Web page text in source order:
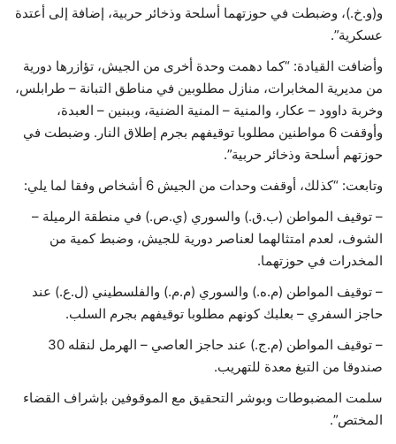
و(و.خ.)، وضبطت في حوزتهما أسلحة وذخائر حربية، إضافة إلى أعتدة
عسكرية”.
وأضافت القيادة: “كما دهمت وحدة أخرى من الجيش، تؤازرها دورية
من مديرية المخابرات، منازل مطلوبين في مناطق التبانة – طرابلس،
وخربة داوود – عكار، والمنية – المنية الضنية، وببنين – العبدة،
وأوقفت 6 مواطنين مطلوبا توقيفهم بجرم إطلاق النار. وضبطت في
حوزتهم أسلحة وذخائر حربية”.
وتابعت: “كذلك، أوقفت وحدات من الجيش 6 أشخاص وفقا لما يلي:
– توقيف المواطن (ب.ق.) والسوري (ي.ص.) في منطقة الرميلة –
الشوف، لعدم امتثالهما لعناصر دورية للجيش، وضبط كمية من
المخدرات في حوزتهما.
– توقيف المواطن (م.ه.) والسوري (م.م.) والفلسطيني (ل.ع.) عند
حاجز السفري – بعلبك كونهم مطلوبا توقيفهم بجرم السلب.
– توقيف المواطن (م.ج.) عند حاجز العاصي – الهرمل لنقله 30
صندوقا من التبغ معدة للتهريب.
سلمت المضبوطات وبوشر التحقيق مع الموقوفين بإشراف القضاء
المختص”.